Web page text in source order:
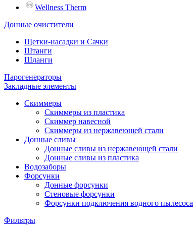
Wellness Therm
Донные очистители
Щетки-насадки и Сачки
Штанги
Шланги
Парогенераторы
Закладные элементы
Скиммеры
Скиммеры из пластика
Скиммер навесной
Скиммеры из нержавеющей стали
Донные сливы
Донные сливы из нержавеющей стали
Донные сливы из пластика
Водозаборы
Форсунки
Донные форсунки
Стеновые форсунки
Форсунки подключения водного пылесоса
Фильтры